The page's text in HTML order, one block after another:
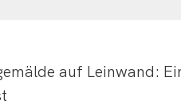
auf Leinwand: